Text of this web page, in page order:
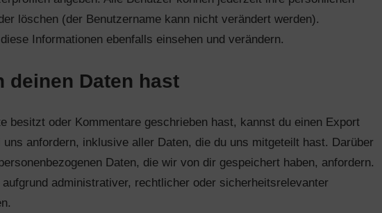
löschen (der Benutzername kann nicht verändert werden).
Informationen ebenfalls einsehen und verändern.
deinen Daten hast
besitzt oder Kommentare geschrieben hast, kannst du einen Export
uns anfordern, inklusive aller Daten, die du uns mitgeteilt hast. Darüber
Daten, die wir von dir gespeichert haben, anfordern.
administrativer, rechtlicher oder sicherheitsrelevanter